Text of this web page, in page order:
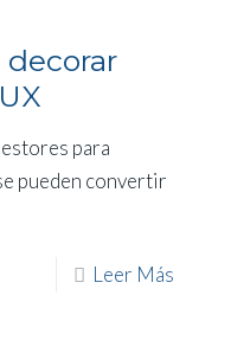
decorar
para
pueden convertir
Leer Más